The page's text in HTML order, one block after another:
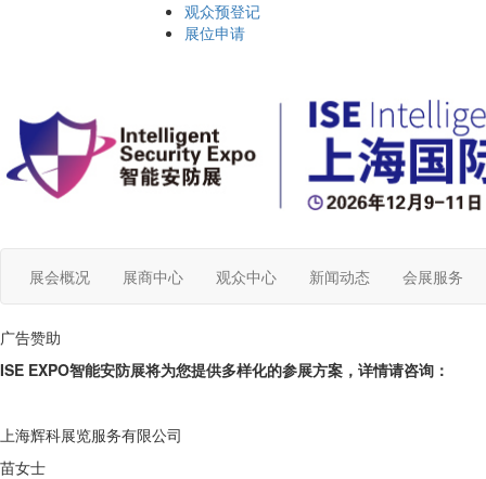
观众预登记
展位申请
展会概况 展商中心 观众中心 新闻动态 会展服务
广告赞助
ISE EXPO智能安防展将为您提供多样化的参展方案，详情请咨询：
上海辉科展览服务有限公司
苗女士